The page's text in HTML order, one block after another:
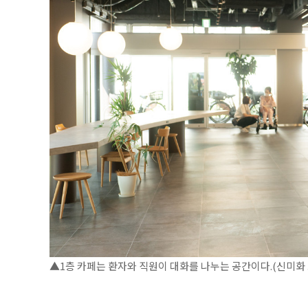
▲1층 카페는 환자와 직원이 대화를 나누는 공간이다.(신미화